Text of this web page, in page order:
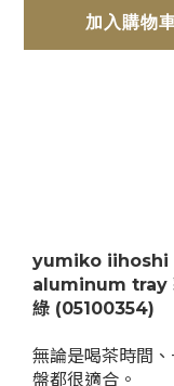
加入購物
yumiko iihoshi
aluminum tray
綠 (05100354)
無論是喝茶時間
盤都很適合。